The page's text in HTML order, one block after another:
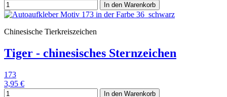
In den Warenkorb
Chinesische Tierkreiszeichen
Tiger - chinesisches Sternzeichen
173
3,95 €
In den Warenkorb